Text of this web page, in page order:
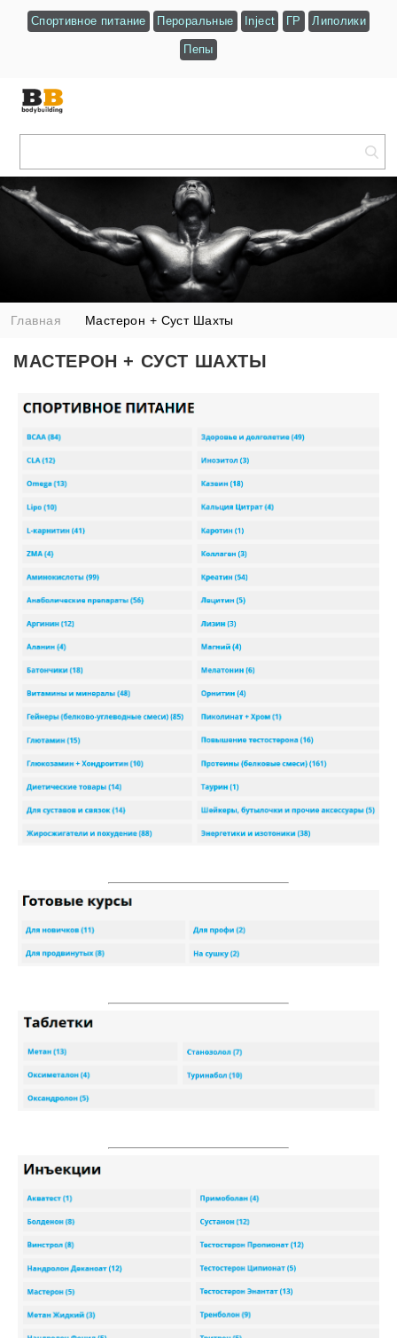
Спортивное питание Пероральные Inject ГР Липолики
Пепы
Главная Мастерон + Суст Шахты
МАСТЕРОН + СУСТ ШАХТЫ